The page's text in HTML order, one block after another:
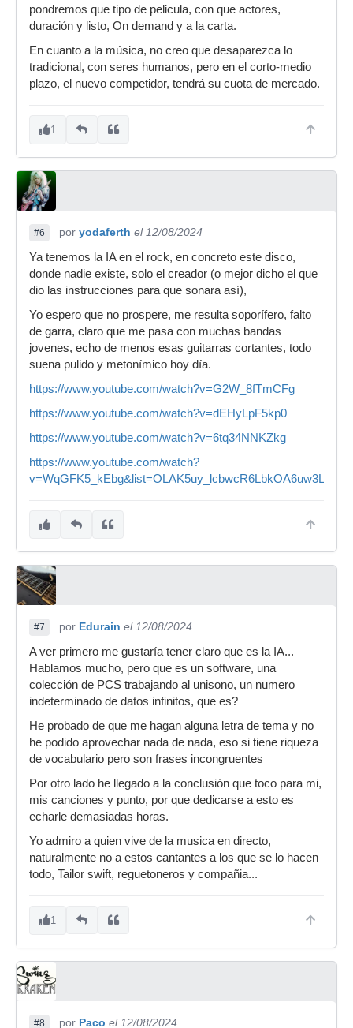
pondremos que tipo de pelicula, con que actores,
duración y listo, On demand y a la carta.
En cuanto a la música, no creo que desaparezca lo
tradicional, con seres humanos, pero en el corto-medio
plazo, el nuevo competidor, tendrá su cuota de mercado.
1
#6 por yodaferth el 12/08/2024
Ya tenemos la IA en el rock, en concreto este disco,
donde nadie existe, solo el creador (o mejor dicho el que
dio las instrucciones para que sonara así),
Yo espero que no prospere, me resulta soporífero, falto
de garra, claro que me pasa con muchas bandas
jovenes, echo de menos esas guitarras cortantes, todo
suena pulido y metonímico hoy día.
https://www.youtube.com/watch?v=G2W_8fTmCFg
https://www.youtube.com/watch?v=dEHyLpF5kp0
https://www.youtube.com/watch?v=6tq34NNKZkg
https://www.youtube.com/watch?
#7 por Edurain el 12/08/2024
A ver primero me gustaría tener claro que es la IA...
Hablamos mucho, pero que es un software, una
colección de PCS trabajando al unisono, un numero
indeterminado de datos infinitos, que es?
He probado de que me hagan alguna letra de tema y no
he podido aprovechar nada de nada, eso si tiene riqueza
de vocabulario pero son frases incongruentes
Por otro lado he llegado a la conclusión que toco para mi,
mis canciones y punto, por que dedicarse a esto es
echarle demasiadas horas.
Yo admiro a quien vive de la musica en directo,
naturalmente no a estos cantantes a los que se lo hacen
todo, Tailor swift, reguetoneros y compañia...
1
#8 por Paco el 12/08/2024